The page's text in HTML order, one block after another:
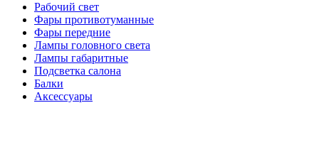
Рабочий свет
Фары противотуманные
Фары передние
Лампы головного света
Лампы габаритные
Подсветка салона
Балки
Аксессуары